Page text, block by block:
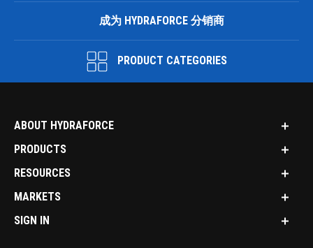
成为 HYDRAFORCE 分销商
PRODUCT CATEGORIES
ABOUT HYDRAFORCE
PRODUCTS
RESOURCES
MARKETS
SIGN IN